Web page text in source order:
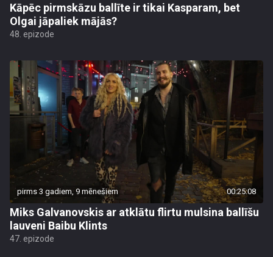
Kāpēc pirmskāzu ballīte ir tikai Kasparam, bet
Olgai jāpaliek mājās?
48. epizode
pirms 3 gadiem, 9 mēnešiem 00:25:08
Miks Galvanovskis ar atklātu flirtu mulsina ballīšu
lauveni Baibu Klints
47. epizode